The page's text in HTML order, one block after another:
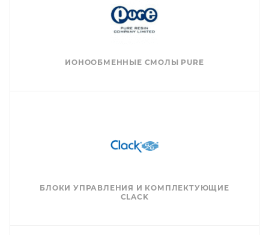
ИОНООБМЕННЫЕ СМОЛЫ PURE
БЛОКИ УПРАВЛЕНИЯ И КОМПЛЕКТУЮЩИЕ
CLACK